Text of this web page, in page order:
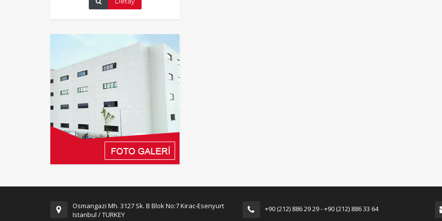
Osmangazi Mh. 3127 Sk. B Blok No:7 Kirac-Esenyurt
Istanbul / TURKEY
+90 (212) 886 29 29 - +90 (212) 886 33 64